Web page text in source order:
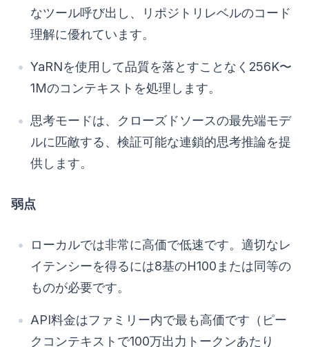
なツール呼び出し、リポジトリレベルのコード
理解に優れています。
YaRNを使用して品質を落とすことなく256K〜
1Mのコンテキストを処理します。
思考モードは、クローズドソースの最先端モデ
ルに匹敵する、検証可能な連鎖的思考推論を提
供します。
弱点
ローカルでは非常に高価で低速です。適切なレ
イテンシーを得るには8基のH100または同等の
ものが必要です。
API料金はファミリー内で最も高価です（ピー
クコンテキストで100万出力トークンあたり